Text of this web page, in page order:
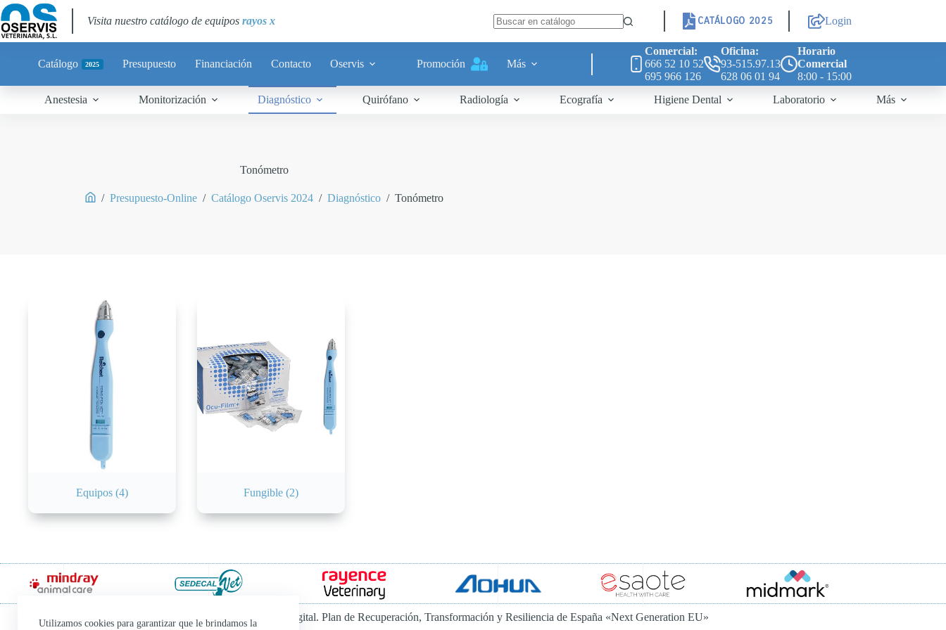
Utilizamos cookies para garantizar que le brindamos la
Visita nuestro catálogo de equipos rayos x CATÁLOGO 2025 Login
Catálogo 2025 Presupuesto Financiación Contacto Oservis Promoción Más
Comercial:
666 52 10 52
695 966 126
Oficina:
93-515.97.13
628 06 01 94
Horario
Comercial
8:00 - 15:00
Anestesia
Monitorización Diagnóstico Quirófano Radiología Ecografía Higiene Dental Laboratorio Más
Tonómetro
/ Presupuesto-Online / Catálogo Oservis 2024 / Diagnóstico / Tonómetro
Equipos (4) Fungible (2)
Financiado por el Programa Kit Digital. Plan de Recuperación, Transformación y Resiliencia de España «Next Generation EU»